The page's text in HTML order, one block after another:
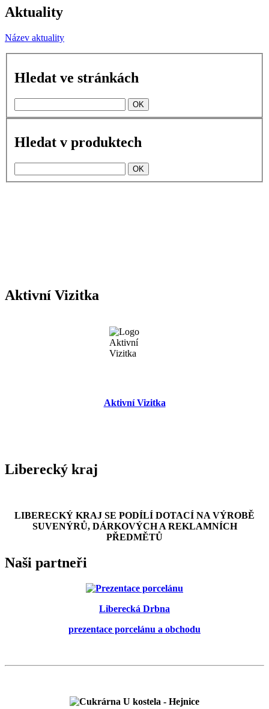
Aktuality
Název aktuality
Hledat ve stránkách
Hledat v produktech
Aktivní Vizitka
Aktivní Vizitka
Liberecký kraj
LIBERECKÝ KRAJ SE PODÍLÍ DOTACÍ NA VÝROBĚ
SUVENÝRŮ, DÁRKOVÝCH A REKLAMNÍCH
PŘEDMĚTŮ
Naši partneři
Liberecká Drbna
prezentace porcelánu a obchodu